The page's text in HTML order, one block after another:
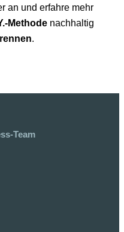
an und erfahre mehr
Methode nachhaltig
.
Team